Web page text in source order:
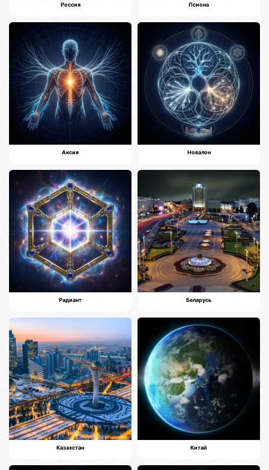
Россия Псиона
Аксия Новалон
Радиант Беларусь
Казахстан Китай